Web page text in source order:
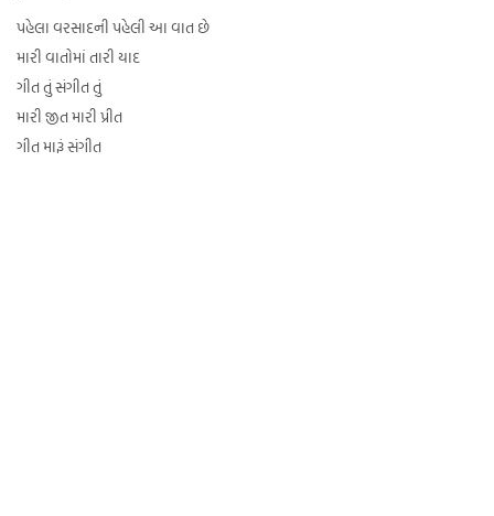
પહેલા વરસાદની પહેલી આ વાત છે
મારી વાતોમાં તારી યાદ
ગીત તું સંગીત તું
મારી જીત મારી પ્રીત
ગીત મારૂં સંગીત